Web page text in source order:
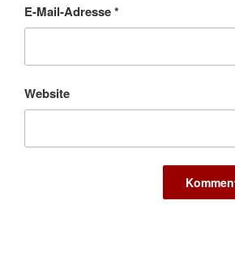
E-Mail-Adresse*
Website